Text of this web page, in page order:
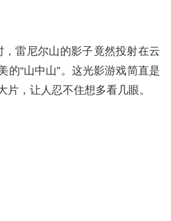
，雷尼尔山的影子竟然投射在云
的“山中山”。这光影游戏简直是
片，让人忍不住想多看几眼。